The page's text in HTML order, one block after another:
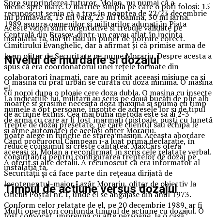
Spre surprinderea tuturor, Molan, nu numai că a
recunoscut senin că a tras în noaptea de 22/23 decembrie
1989 asupra oamenilor și militarilor adunați în Piața
Centrală din Brașov, dintr-un cavou aflat în incinta
Cimitirului Evanghelic, dar a afirmat și că primise arma de
la un ofițer de Securitate pe nume Morariu. Despre acesta a
spus că era coordonatorul unei rețele formate din
colaboratori înarmați, care au primit aceeași misiune ca și
el.
La indicațiile lui, militarii au scris pe două bucăți de plic alb
numele a opt persoane, însoțite de adresele lor și de tipul
de armă cu care ar fi fost înarmați (pistoale, puști cu lunetă
și arme automate) de același ofițer Morariu.
Când procurorul Câmpean i-a luat prima declarație, în
aceeași zi, Molan a reconfirmat în scris cele relatate verbal.
A oferit și alte detalii. A recunoscut că era informator al
Securității și că face parte din rețeaua dirijată de
locotenentul-major Lazăr Morariu, ofițer de obiectiv la
Oficiul Poștal nr. 1, unde el se angajase din anul 1973.
Conform celor relatate de el, pe 20 decembrie 1989, ar fi
medie spre mare. O matrice simpla pe care o poti folosi: 15
ml primavara, 15 ml vara, 25 ml toamna, 30 ml iarna.
Aceste valori sunt orientative si trebuie validate pe
instalatia ta, dar iti dau un punct de pornire corect.
Nivelul de murdarie si dozajul
O masina cu praf urban se curata cu doza minima. O masina
cu noroi dupa o ploaie cere doza dubla. O masina cu insecte
moarte si grasime necesita doza maxima si spuma cu timp
de actiune extins. Cea mai buna metoda este sa ai 2-3
trepte de dozaj presetate, pe care clientul sau echipa le
poate alege in functie de starea masinii. Aceasta abordare
reduce consumul si creste calitatea. MaxCars ofera
consultanta pentru configurarea treptelor de dozaj pe
instalatia ta.
Timpul de actiune versus dozajul
Multi operatori confunda timpul de actiune cu dozajul. O